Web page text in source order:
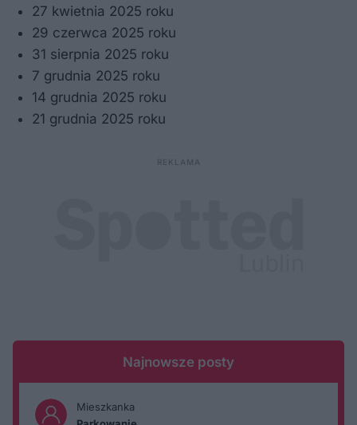
27 kwietnia 2025 roku
29 czerwca 2025 roku
31 sierpnia 2025 roku
7 grudnia 2025 roku
14 grudnia 2025 roku
21 grudnia 2025 roku
Najnowsze posty
Mieszkanka